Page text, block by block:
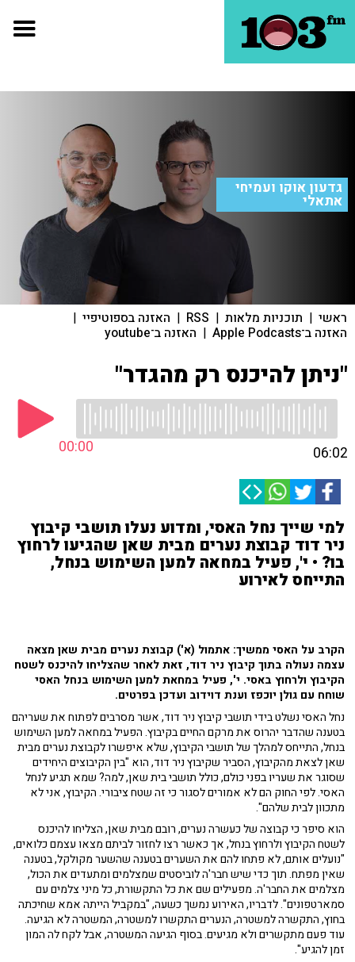
גדעון אוקו ועמיחי
אתאלי
ראשי | תוכניות מלאות |
RSS
| האזנה בספוטיפיי |
האזנה ב־Apple Podcasts | האזנה ב־youtube
"ניתן להיכנס רק מהגדר"
00:00 06:02
למי שייך נחל האסי, ומדוע נעלו תושבי קיבוץ
ניר דוד קבוצת נערים מבית שאן שהגיעו לרחוץ
בו? • י', פעיל במחאה למען השימוש בנחל,
התייחס לאירוע
הקרב על האסי ממשיך: אתמול (א') קבוצת נערים מבית שאן מצאה
עצמה נעולה בתוך קיבוץ ניר דוד, זאת לאחר שהצליחו להיכנס לשטח
הקיבוץ ולרחוץ באסי. י', פעיל במחאת למען השימוש בנחל האסי
שוחח עם גולן יוכפז וענת דוידוב ועדכן בפרטים.
נחל האסי נשלט בידי תושבי קיבוץ ניר דוד, אשר מסרבים לפתוח את שעריהם
בטענה שהדבר יהרוס את מרקם החיים בקיבוץ. הפעיל במחאה למען השימוש
בנחל, התייחס למהלך של תושבי הקיבוץ, שלא איפשרו לקבוצת נערים מבית
שאן לצאת מהקיבוץ, הסביר שקיבוץ ניר דוד, הוא "בין הקיבוצים היחידים
שסוגר את שעריו בפני כולם, כולל תושבי בית שאן, למה? שמא תגיע לנחל
האסי. לפי החוק הם לא אמורים לסגור כי זה שטח ציבורי. הקיבוץ, אני לא
מתכוון לבית שלהם".
הוא סיפר כי קבוצה של כעשרה נערים, רובם מבית שאן, הצליחו להיכנס
לשטח הקיבוץ ולרחוץ בנחל, אך כאשר רצו לחזור לביתם מצאו עצמם כלואים,
"נועלים אותם, לא פתחו להם את השערים בטענה שהשער מקולקל, בטענה
שאין מפתח. תוך כדי שיש חבר'ה לוביסטים שמצלמים ומתעדים את הכול,
מצלמים את החבר'ה. מפעילים שם את כל התקשורת, כל מיני צלמים עם
סמארטפונים". לדבריו, האירוע נמשך כשעה, "במקביל הייתה אמא שחיכתה
בחוץ, התקשרה למשטרה, הנערים התקשרו למשטרה, המשטרה לא הגיעה.
עוד פעם מתקשרים ולא מגיעים. בסוף הגיעה המשטרה, אבל לקח לה המון
זמן להגיע".